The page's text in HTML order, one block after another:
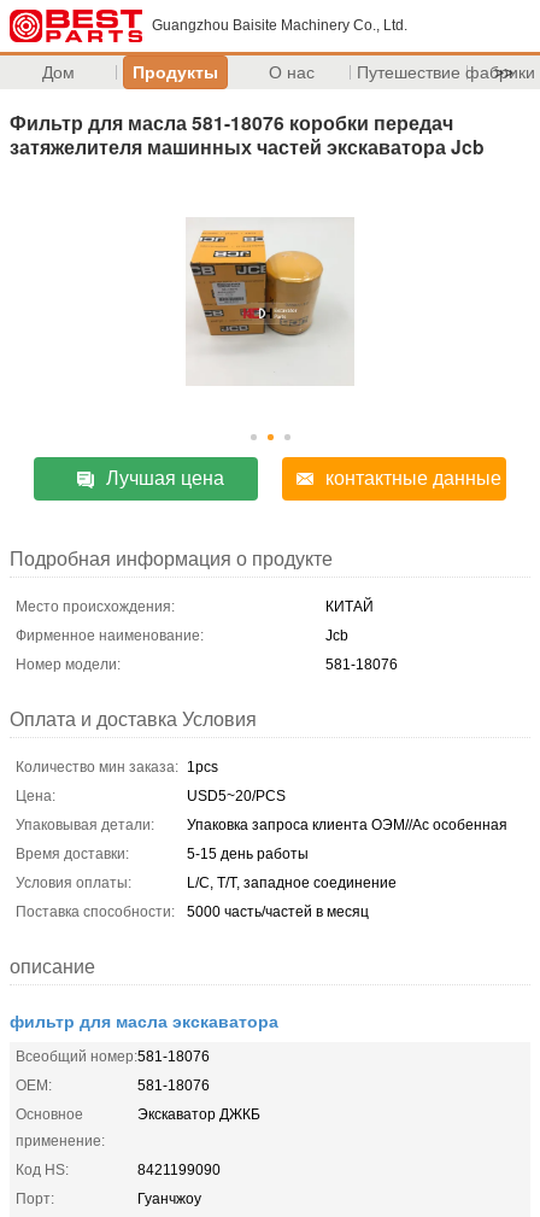
Guangzhou Baisite Machinery Co., Ltd.
Дом Продукты О нас Путешествие фабрики
>>
Фильтр для масла 581-18076 коробки передач
затяжелителя машинных частей экскаватора Jcb
Лучшая цена контактные данные
Подробная информация о продукте
Место происхождения:
КИТАЙ
Фирменное наименование:
Jcb
Номер модели:
581-18076
Оплата и доставка Условия
Количество мин заказа: 1pcs
Цена:
USD5~20/PCS
Упаковывая детали:
Упаковка запроса клиента ОЭМ//Ас особенная
Время доставки:
5-15 день работы
Условия оплаты:
L/C, T/T, западное соединение
Поставка способности:
5000 часть/частей в месяц
описание
фильтр для масла экскаватора
Всеобщий номер:581-18076
OEM:
581-18076
Основное
применение:
Экскаватор ДЖКБ
Код HS:
8421199090
Порт:
Гуанчжоу